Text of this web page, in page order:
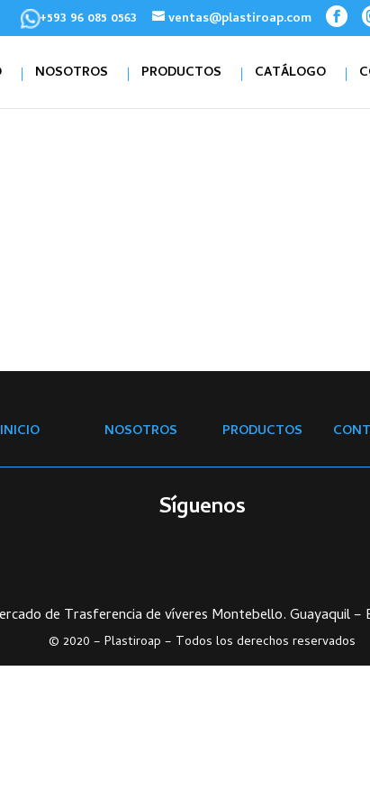
+593 96 085 0563 ventas@plastiroap.com
NOSOTROS PRODUCTOS CATÁLOGO
INICIO NOSOTROS PRODUCTOS
Síguenos
de Trasferencia de víveres Montebello. Guayaquil –
© 2020 – Plastiroap – Todos los derechos reservados